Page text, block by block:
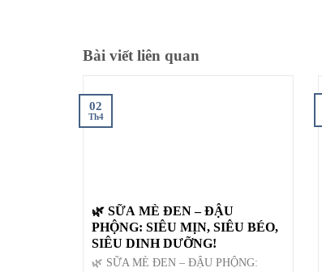
Bài viết liên quan
🌿 SỮA MÈ ĐEN – ĐẬU
PHỘNG: SIÊU MỊN, SIÊU BÉO,
SIÊU DINH DƯỠNG!
🌿 SỮA MÈ ĐEN – ĐẬU PHỘNG:
02
Th4